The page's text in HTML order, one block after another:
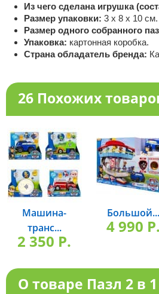
Из чего сделана игрушка
Размер упаковки: 3 х 8 х 10 см.
Размер одного собранного
Упаковка: картонная коробка.
Страна обладатель бренда:
26 Похожих
Машина-
транс...
2 350 P.
Большой...
4 990 P.
О товаре Пазл 2 в